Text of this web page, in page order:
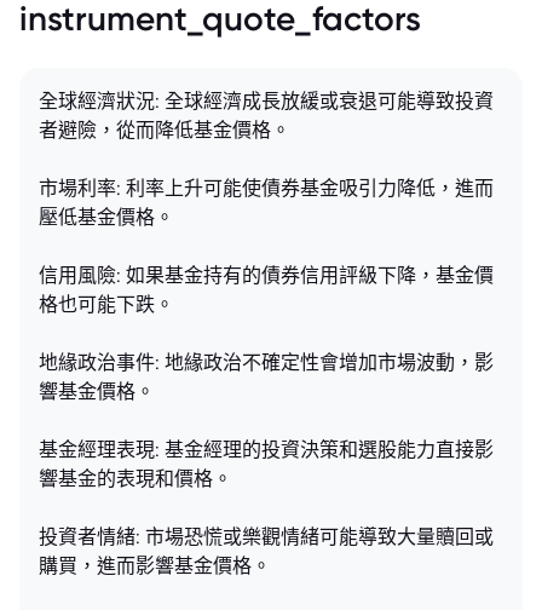
instrument_quote_factors
全球經濟狀況: 全球經濟成長放緩或衰退可能導致投資
者避險，從而降低基金價格。
市場利率: 利率上升可能使債券基金吸引力降低，進而
壓低基金價格。
信用風險: 如果基金持有的債券信用評級下降，基金價
格也可能下跌。
地緣政治事件: 地緣政治不確定性會增加市場波動，影
響基金價格。
基金經理表現: 基金經理的投資決策和選股能力直接影
響基金的表現和價格。
投資者情緒: 市場恐慌或樂觀情緒可能導致大量贖回或
購買，進而影響基金價格。